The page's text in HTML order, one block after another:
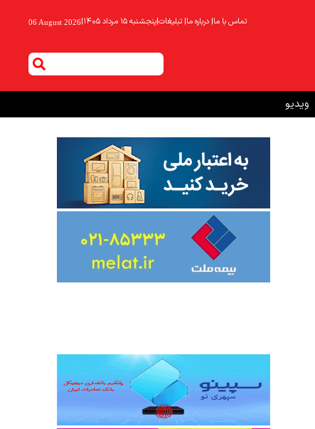
تماس با ما| درباره ما| تبلیغات|پنجشنبه ۱۵ مرداد ۱۴۰۵ |
06 August 2026
ویدیو